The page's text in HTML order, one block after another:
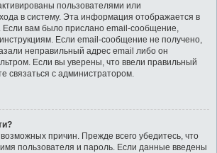
пользователями или
в систему. Эта информация отображается в
Если вам было прислано email-сообщение,
Если email-сообщение не получено,
неправильный адрес email либо он
Если вы уверены, что ввели правильный
связаться с администратором.
причин. Прежде всего убедитесь, что
пользователя и пароль. Если данные введены